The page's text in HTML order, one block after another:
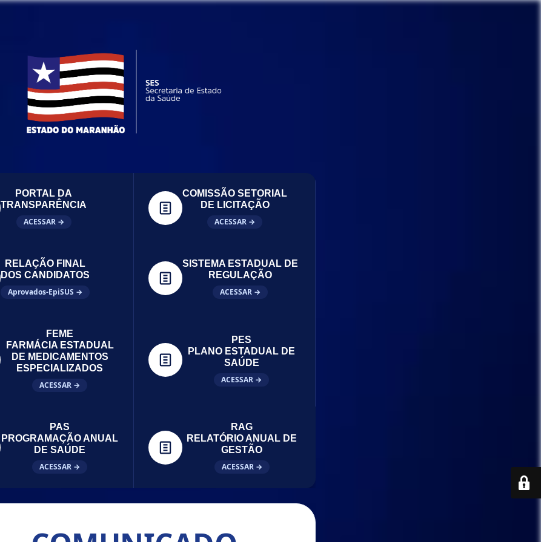
PORTAL DA
TRANSPARÊNCIA
ACESSAR →
COMISSÃO SETORIAL
DE LICITAÇÃO
ACESSAR →
RELAÇÃO FINAL
DOS CANDIDATOS
Aprovados-EpiSUS →
SISTEMA ESTADUAL DE
REGULAÇÃO
ACESSAR →
FEME
FARMÁCIA ESTADUAL
DE MEDICAMENTOS
ESPECIALIZADOS
ACESSAR →
PES
PLANO ESTADUAL DE
SAÚDE
ACESSAR →
PAS
PROGRAMAÇÃO ANUAL
DE SAÚDE
ACESSAR →
RAG
RELATÓRIO ANUAL DE
GESTÃO
ACESSAR →